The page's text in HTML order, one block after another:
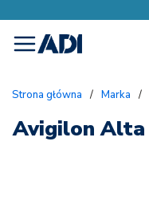
menu
Strona główna / Marka /
Avigilon Alta